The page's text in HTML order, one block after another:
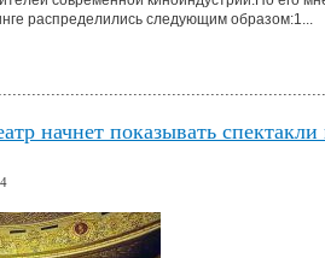
распределились следующим образом:1...
начнет показывать спектакли